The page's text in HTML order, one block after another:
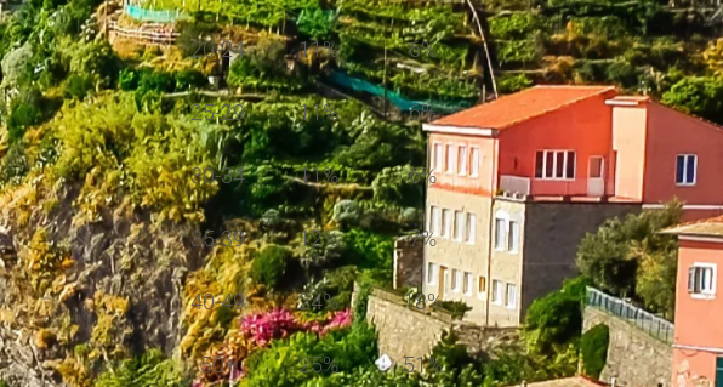
20-24 11% 6%
25-29 11% 6%
30-34 11% 6%
35-39 12% 7%
40-49 24% 18%
50+ 25% 51%